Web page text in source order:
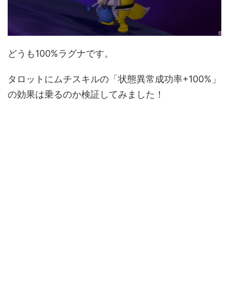
どうも100%ラグナです。
タロットにムチスキルの「状態異常成功率+100%」
の効果は乗るのか検証してみました！